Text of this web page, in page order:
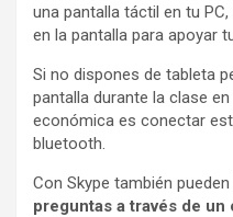
una pantalla táctil en tu
en la pantalla para apoyar
Si no dispones de tableta
pantalla durante la clase
económica es conectar
bluetooth.
Con Skype también
preguntas a través de un